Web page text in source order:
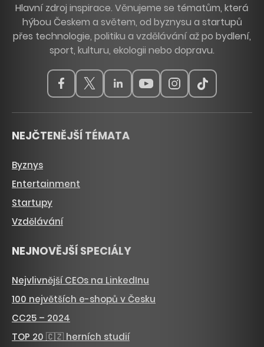
Hlavní zdroj inspirace. Věnujeme se tématům, která
hýbou Českem a světem, od byznysu a startupů
přes technologie, politiku a vzdělávání až po bydlení,
sport, kulturu, ekologii nebo dopravu.
NEJČTENĚJŠÍ TÉMATA
Byznys
Entertainment
Startupy
Vzdělávání
NEJNOVĚJŠÍ SPECIÁLY
Nejvlivnější CEOs na LinkedInu
100 největších e-shopů v Česku
CC25 – 2024
TOP 20 🇨🇿 herních studií